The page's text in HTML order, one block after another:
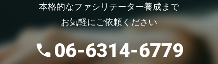
本格的なファシリテーター養成まで
お気軽にご依頼ください
06-6314-6779